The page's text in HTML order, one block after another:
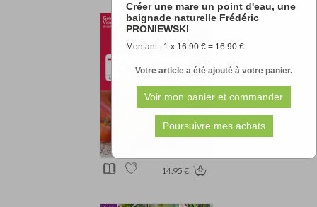
Créer une mare un point d'eau, une
baignade naturelle Frédéric
PRONIEWSKI
Montant : 1 x 16.90 € = 16.90 €
Votre article a été ajouté à votre panier.
14.95 €